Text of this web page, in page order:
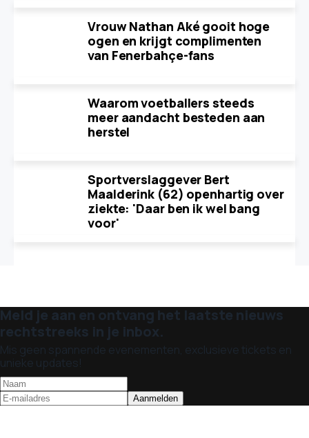
Vrouw Nathan Aké gooit hoge
ogen en krijgt complimenten
van Fenerbahçe-fans
Waarom voetballers steeds
meer aandacht besteden aan
herstel
Sportverslaggever Bert
Maalderink (62) openhartig over
ziekte: 'Daar ben ik wel bang
voor'
Meld je aan en ontvang het laatste nieuws
rechtstreeks in je inbox.
Mis geen spannende evenementen, exclusieve tickets en
unieke updates!